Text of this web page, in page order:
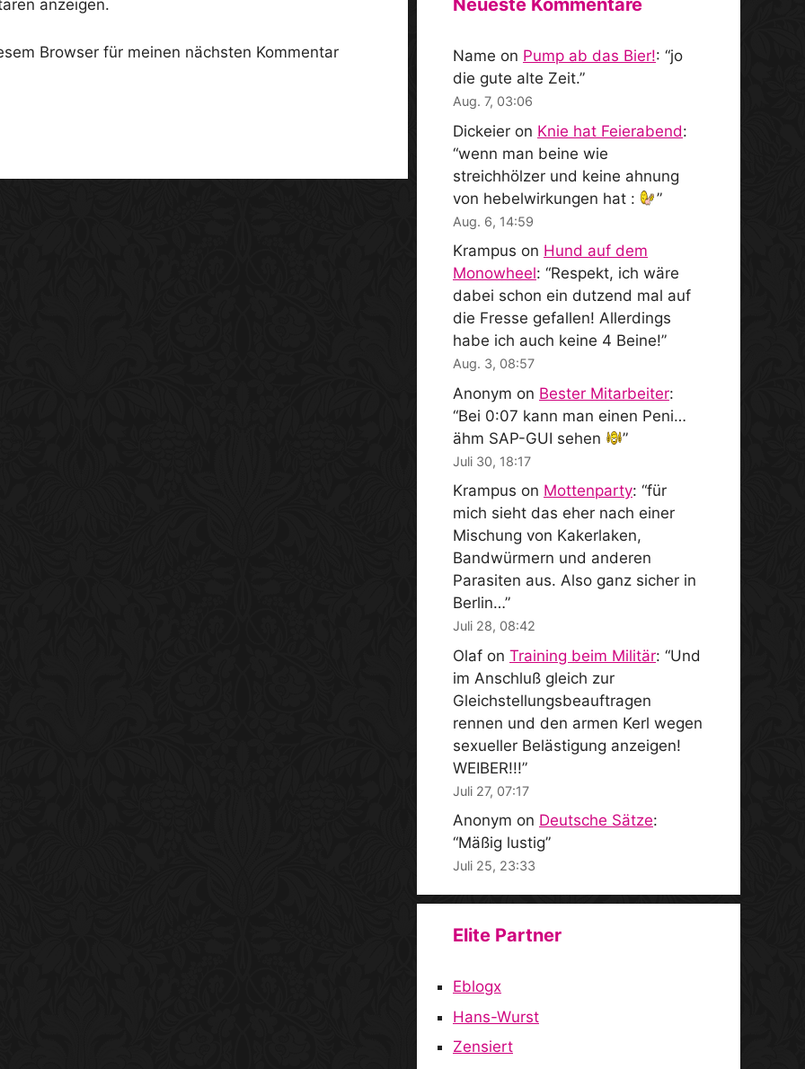
anzeigen.
Browser für meinen nächsten Kommentar
Neueste Kommentare
Name on Pump ab das Bier!: “jo
die gute alte Zeit.”
Aug. 7, 03:06
Dickeier on Knie hat Feierabend:
“wenn man beine wie
streichhölzer und keine ahnung
von hebelwirkungen hat :
”
Aug. 6, 14:59
Krampus on Hund auf dem
Monowheel: “Respekt, ich wäre
dabei schon ein dutzend mal auf
die Fresse gefallen! Allerdings
habe ich auch keine 4 Beine!”
Aug. 3, 08:57
Anonym on Bester Mitarbeiter:
“Bei 0:07 kann man einen Peni…
ähm SAP-GUI sehen
”
Juli 30, 18:17
Krampus on Mottenparty: “für
mich sieht das eher nach einer
Mischung von Kakerlaken,
Bandwürmern und anderen
Parasiten aus. Also ganz sicher in
Berlin…”
Juli 28, 08:42
Olaf on Training beim Militär: “Und
im Anschluß gleich zur
Gleichstellungsbeauftragen
rennen und den armen Kerl wegen
sexueller Belästigung anzeigen!
WEIBER!!!”
Juli 27, 07:17
Anonym on Deutsche Sätze:
“Mäßig lustig”
Juli 25, 23:33
Elite Partner
Eblogx
Hans-Wurst
Zensiert